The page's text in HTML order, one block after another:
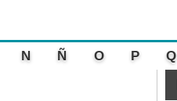
N Ñ O P Q